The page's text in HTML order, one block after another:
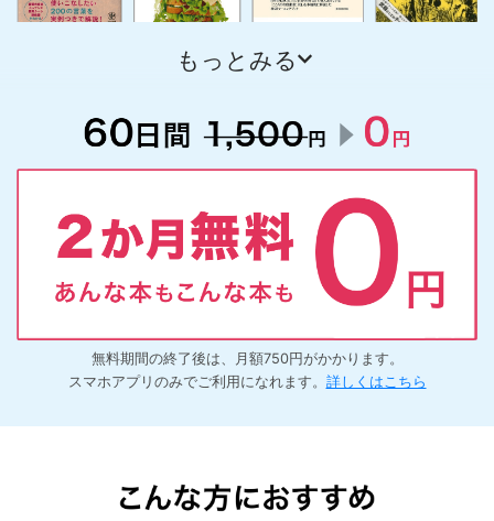
無料期間の終了後は、月額750円がかかります。
スマホアプリのみでご利用になれます。 詳しくはこちら